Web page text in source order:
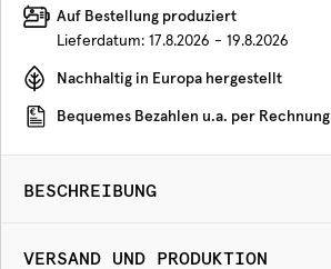
Auf Bestellung produziert
Lieferdatum: 17.8.2026 - 19.8.2026
Nachhaltig in Europa hergestellt
Bequemes Bezahlen u.a. per Rechnung
BESCHREIBUNG
VERSAND UND PRODUKTION